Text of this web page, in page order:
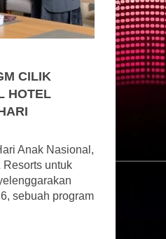
CILIK
HOTEL
Anak Nasional,
untuk
sebuah program